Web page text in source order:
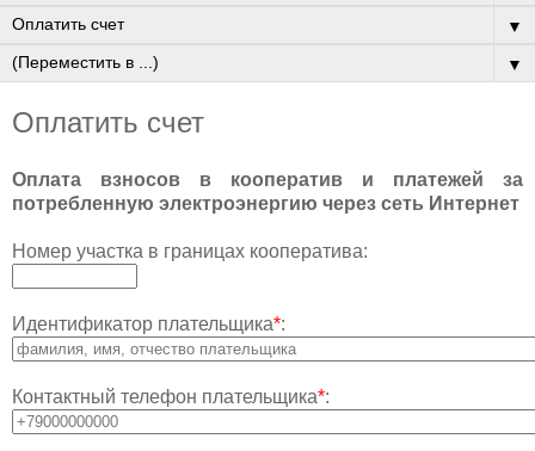
▼
▼
Оплатить счет
Оплата взносов в кооператив и платежей за
потребленную электроэнергию через сеть Интернет
Номер участка в границах кооператива:
Идентификатор плательщика*:
Контактный телефон плательщика*: